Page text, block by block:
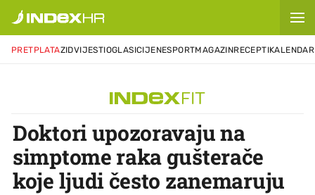
PRETPLATAZIDVIJESTIOGLASICIJENESPORTMAGAZINRECEPTIKALENDAR
Doktori upozoravaju na
simptome raka gušterače
koje ljudi često zanemaruju